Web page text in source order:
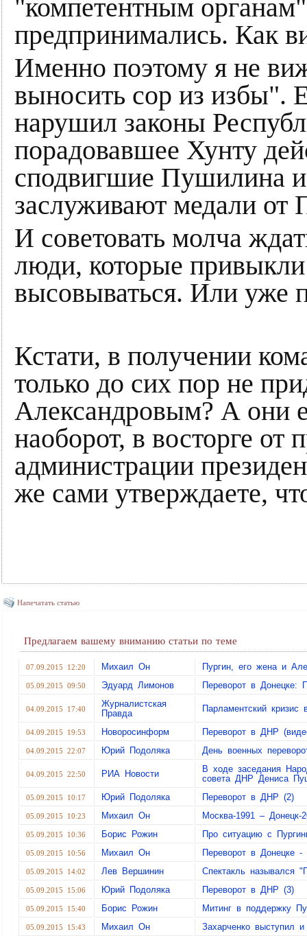
"компетентным
предпринимались. Как
Именно поэтому я не
выносить сор из избы".
нарушил законы
порадовавшее Хунту
сподвигшие Пушилина
заслуживают медали от
И советовать молча
люди, которые
высовываться. Или уже
Кстати, в получении
только до сих пор не
Александровым? А
наоборот, в восторге
администрации
же сами утверждаете,
Напечатать статью
Предлагаем вашему вниманию статьи по теме
07.09.2015 12:20 Михаил Он Пургин, его жена и
05.09.2015 09:50 Эдуард Лимонов Переворот в Донецке:
04.09.2015 17:40
Журналистская
Правда
Парламентский
04.09.2015 19:53 Новоросинформ Переворот в ДНР
04.09.2015 22:07 Юрий Подоляка День военных
04.09.2015 22:50 РИА Новости
В ходе заседания
совета ДНР Дениса
05.09.2015 10:17 Юрий Подоляка Переворот в ДНР (2)
05.09.2015 10:23 Михаил Он Москва-1991 – Донецк-
05.09.2015 10:36 Борис Рожин Про ситуацию с
05.09.2015 10:56 Михаил Он Переворот в Донецке
05.09.2015 14:02 Лев Вершинин Спектакль назывался
05.09.2015 15:06 Юрий Подоляка Переворот в ДНР (3)
05.09.2015 15:40 Борис Рожин Митинг в поддержку
05.09.2015 15:43 Михаил Он Захарченко выступил